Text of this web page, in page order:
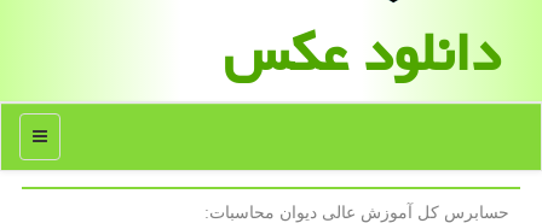
دانلود عكس
منو
حسابرس كل آموزش عالی دیوان محاسبات: